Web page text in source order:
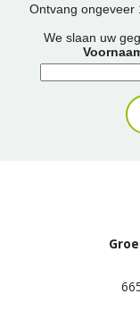
Ontvang ongeveer
We slaan uw